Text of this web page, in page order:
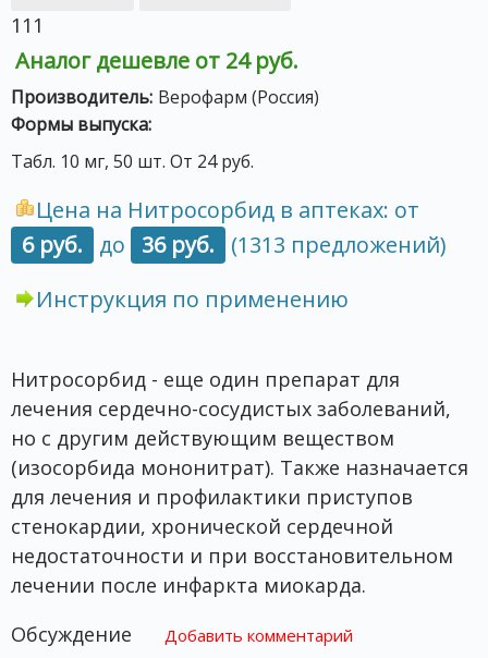
111
Аналог дешевле от 24 руб.
Производитель: Верофарм (Россия)
Формы выпуска:
Табл. 10 мг, 50 шт. От 24 руб.
Цена на Нитросорбид в аптеках: от
6 руб.
до 36 руб.
(1313 предложений)
Инструкция по применению
Нитросорбид - еще один препарат для
лечения сердечно-сосудистых заболеваний,
но с другим действующим веществом
(изосорбида мононитрат). Также назначается
для лечения и профилактики приступов
стенокардии, хронической сердечной
недостаточности и при восстановительном
лечении после инфаркта миокарда.
Обсуждение
Добавить комментарий